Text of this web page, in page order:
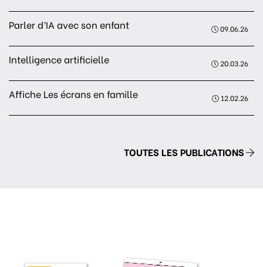
Parler d’IA avec son enfant 09.06.26
Intelligence artificielle 20.03.26
Affiche Les écrans en famille 12.02.26
TOUTES LES PUBLICATIONS